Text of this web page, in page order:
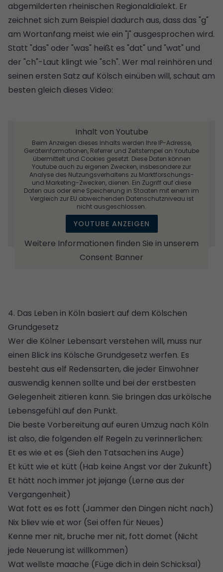
abgemilderten rheinischen Regionaldialekt. Er
zeichnet sich zum Beispiel dadurch aus, dass das "g"
am Wortanfang meist wie ein "j" ausgesprochen wird.
Statt "das" oder "was" heißt es "dat" und "wat" und
der "ch"-Laut klingt wie "sch". Wer mal reinhören und
seinen ersten Satz auf Kölsch einüben will, schaut am
besten gleich dieses Video:
Inhalt von Youtube
Beim Anzeigen dieses Inhalts werden Ihre IP-Adresse,
Geräteinformationen, Referrer und Zeitstempel an Youtube
übermittelt und Cookies gesetzt. Diese Daten können
Youtube auch zu eigenen Zwecken, insbesondere zur
Analyse des Nutzungsverhaltens zu Marktforschungs-
und Marketing-Zwecken, dienen. Ein Zugriff auf diese
Daten aus oder eine Speicherung in Staaten mit einem im
Vergleich zur EU abweichenden Datenschutzniveau ist
nicht ausgeschlossen.
YOUTUBE ANZEIGEN
Weitere Informationen finden Sie in unserem
Consent Banner
4. Das Leben in Köln basiert auf dem Kölschen
Grundgesetz
Wer die Kölner Lebensart verstehen will, muss nur
einen Blick ins Kölsche Grundgesetz werfen. Es
besteht aus elf Redensarten, die jeder Einwohner
auswendig kennen sollte und bei der erstbesten
Gelegenheit zitieren kann. Sie bringen das urkölsche
Lebensgefühl auf den Punkt.
Die beste Vorbereitung auf euren Umzug nach Köln
ist also, die folgenden elf Regeln zu verinnerlichen:
Et es wie et es (Sieh den Tatsachen ins Auge)
Et kütt wie et kütt (Hab keine Angst vor der Zukunft)
Et hätt noch immer jot jejange (Lerne aus der
Vergangenheit)
Wat fott es es fott (Jammer den Dingen nicht nach)
Nix bliev wie et wor (Sei offen für Neues)
Kenne mer nit, bruche mer nit, fott domet (Nicht
jede Neuerung ist willkommen)
Wat wellste maache (Füge dich in dein Schicksal)